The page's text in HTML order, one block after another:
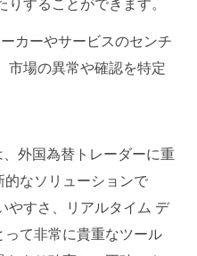
することができます。
カーやサービスのセンチ
市場の異常や確認を特定
、外国為替トレーダーに重
なソリューションで
やすさ、リアルタイム デ
て非常に貴重なツール